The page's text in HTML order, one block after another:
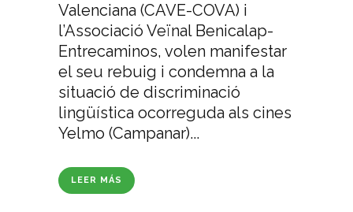
Valenciana (CAVE-COVA) i
l’Associació Veïnal Benicalap-
Entrecaminos, volen manifestar
el seu rebuig i condemna a la
situació de discriminació
lingüística ocorreguda als cines
Yelmo (Campanar)...
LEER MÁS